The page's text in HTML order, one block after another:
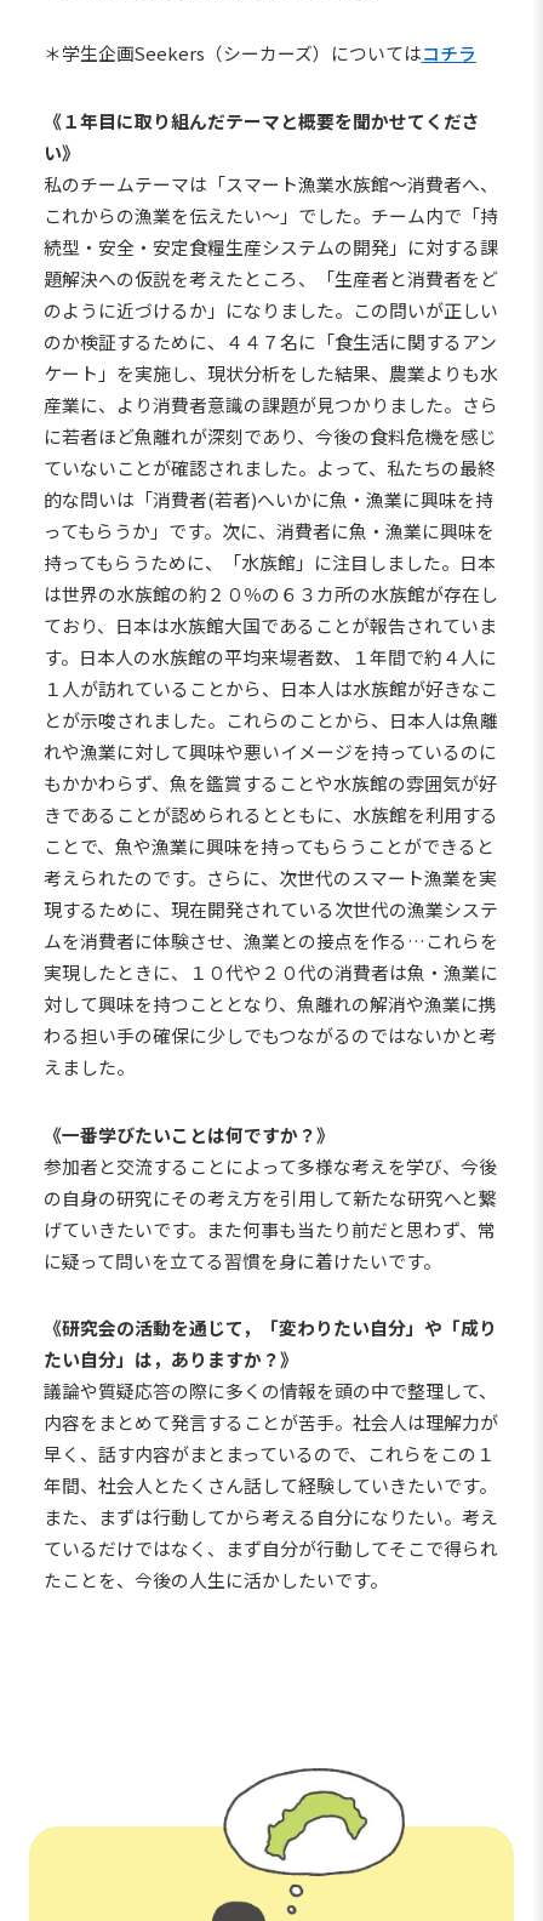
＊学生企画Seekers（シーカーズ）についてはコチラ
《１年目に取り組んだテーマと概要を聞かせてくださ
い》
私のチームテーマは「スマート漁業水族館～消費者へ、
これからの漁業を伝えたい～」でした。チーム内で「持
続型・安全・安定食糧生産システムの開発」に対する課
題解決への仮説を考えたところ、「生産者と消費者をど
のように近づけるか」になりました。この問いが正しい
のか検証するために、４４７名に「食生活に関するアン
ケート」を実施し、現状分析をした結果、農業よりも水
産業に、より消費者意識の課題が見つかりました。さら
に若者ほど魚離れが深刻であり、今後の食料危機を感じ
ていないことが確認されました。よって、私たちの最終
的な問いは「消費者(若者)へいかに魚・漁業に興味を持
ってもらうか」です。次に、消費者に魚・漁業に興味を
持ってもらうために、「水族館」に注目しました。日本
は世界の水族館の約２０％の６３カ所の水族館が存在し
ており、日本は水族館大国であることが報告されていま
す。日本人の水族館の平均来場者数、１年間で約４人に
１人が訪れていることから、日本人は水族館が好きなこ
とが示唆されました。これらのことから、日本人は魚離
れや漁業に対して興味や悪いイメージを持っているのに
もかかわらず、魚を鑑賞することや水族館の雰囲気が好
きであることが認められるとともに、水族館を利用する
ことで、魚や漁業に興味を持ってもらうことができると
考えられたのです。さらに、次世代のスマート漁業を実
現するために、現在開発されている次世代の漁業システ
ムを消費者に体験させ、漁業との接点を作る…これらを
実現したときに、１０代や２０代の消費者は魚・漁業に
対して興味を持つこととなり、魚離れの解消や漁業に携
わる担い手の確保に少しでもつながるのではないかと考
えました。
《一番学びたいことは何ですか？》
参加者と交流することによって多様な考えを学び、今後
の自身の研究にその考え方を引用して新たな研究へと繋
げていきたいです。また何事も当たり前だと思わず、常
に疑って問いを立てる習慣を身に着けたいです。
《研究会の活動を通じて，「変わりたい自分」や「成り
たい自分」は，ありますか？》
議論や質疑応答の際に多くの情報を頭の中で整理して、
内容をまとめて発言することが苦手。社会人は理解力が
早く、話す内容がまとまっているので、これらをこの１
年間、社会人とたくさん話して経験していきたいです。
また、まずは行動してから考える自分になりたい。考え
ているだけではなく、まず自分が行動してそこで得られ
たことを、今後の人生に活かしたいです。